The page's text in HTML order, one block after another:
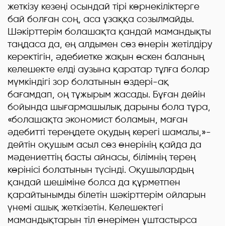
жеткізу кезеңі осындай тірі көрнекіліктерге
бай болған соң, аса ұзаққа созылмайды.
Шәкірттерім болашақта қандай мамандықты
таңдаса да, ең алдымен сөз өнерін жетілдіру
керектігін, әдебиетке жақын өскен баланың
келешекте елді аузына қаратар тұлға болар
мүмкіндігі зор болатынын өздері-ақ
бағамдап, оң тұжырым жасады. Бұған дейін
бойында шығармашылық дарыны бола тұра,
«болашақта экономист боламын, маған
әдебитті тереңдете оқудың керегі шамалы,»-
дейтін оқушым асыл сөз өнерінің қайда да
мәдениеттің басты айнасы, білімнің терең
көрінісі болатынын түсінді. Оқушылардың
қандай шешіміне болса да құрметпен
қарайтынымды білетін шәкірттерім ойларын
үнемі ашық жеткізетін. Келешектегі
мамандықтарын тіл өнерімен ұштастырса